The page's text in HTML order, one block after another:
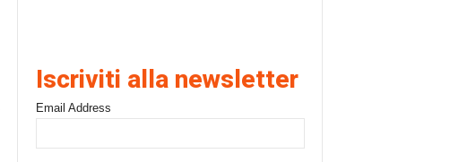
Iscriviti alla newsletter
Email Address